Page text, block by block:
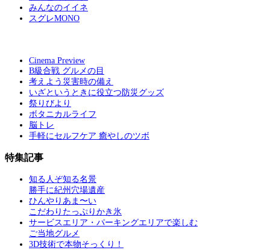
みんなのイイネ
スグレMONO
Cinema Preview
B級合戦 グルメの目
考えよう災害時の備え
いざというときに役立つ防災グッズ
祭りびより
ボタニカルライフ
脳トレ
手軽にセルフケア 癒やしのツボ
特集記事
知る人ぞ知る名景
勝手に紀州穴場遺産
ひんやりあま〜い
こだわりたっぷりかき氷
サービスエリア・パーキングエリアで楽しむ
ご当地グルメ
3D技術で本物そっくり！